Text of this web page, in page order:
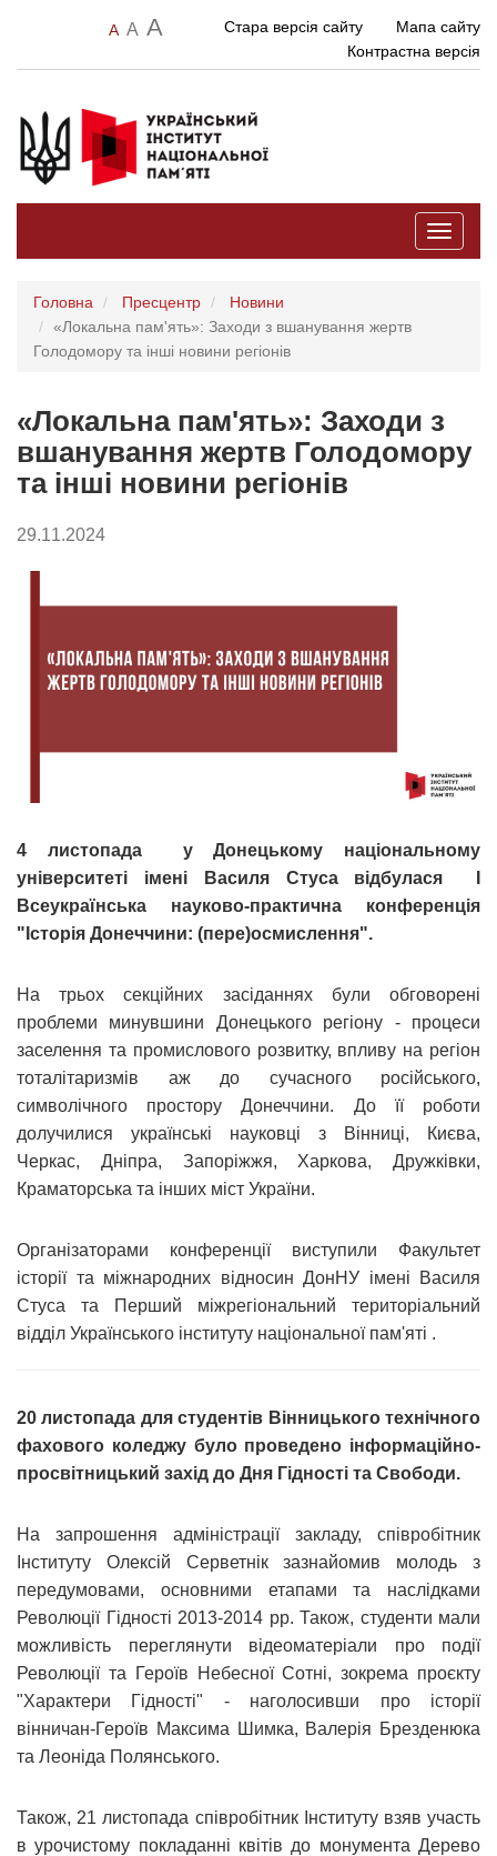
A A A Стара версія сайту
Мапа сайту
Контрастна версія
Toggle
Головна Пресцентр
Новини
«Локальна пам'ять»: Заходи з вшанування жертв
Голодомору та інші новини регіонів
«Локальна пам'ять»: Заходи з
вшанування жертв Голодомору
та інші новини регіонів
29.11.2024
4 листопада у Донецькому національному
університеті імені Василя Стуса відбулася І
Всеукраїнська науково-практична конференція
"Історія Донеччини: (пере)осмислення".
На трьох секційних засіданнях були обговорені
проблеми минувшини Донецького регіону - процеси
заселення та промислового розвитку, впливу на регіон
тоталітаризмів аж до сучасного російського,
символічного простору Донеччини. До її роботи
долучилися українські науковці з Вінниці, Києва,
Черкас, Дніпра, Запоріжжя, Харкова, Дружківки,
Краматорська та інших міст України.
Організаторами конференції виступили Факультет
історії та міжнародних відносин ДонНУ імені Василя
Стуса та Перший міжрегіональний територіальний
відділ Українського інституту національної пам'яті .
20 листопада для студентів Вінницького технічного
фахового коледжу було проведено інформаційно-
просвітницький захід до Дня Гідності та Свободи.
На запрошення адміністрації закладу, співробітник
Інституту Олексій Серветнік зазнайомив молодь з
передумовами, основними етапами та наслідками
Революції Гідності 2013-2014 рр. Також, студенти мали
можливість переглянути відеоматеріали про події
Революції та Героїв Небесної Сотні, зокрема проєкту
"Характери Гідності" - наголосивши про історії
вінничан-Героїв Максима Шимка, Валерія Брезденюка
та Леоніда Полянського.
Також, 21 листопада співробітник Інституту взяв участь
в урочистому покладанні квітів до монумента Дерево